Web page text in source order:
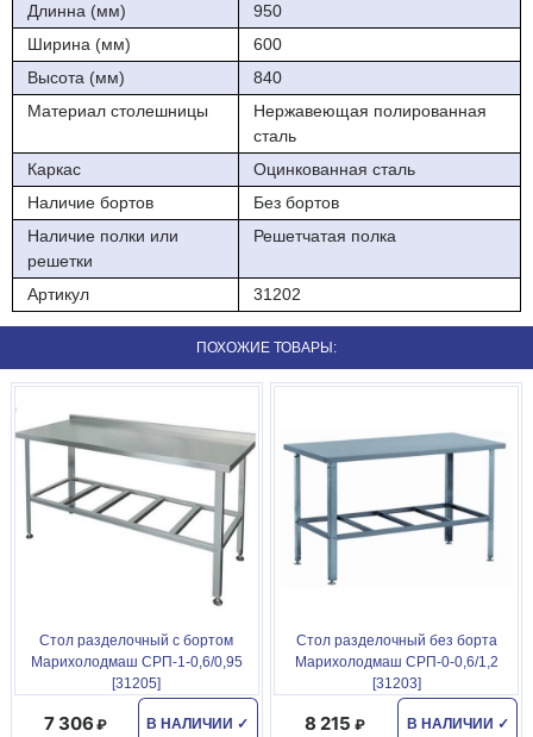
Длинна (мм)
950
Ширина (мм)
600
Высота (мм)
840
Материал столешницы
Нержавеющая полированная
сталь
Каркас
Оцинкованная сталь
Наличие бортов
Без бортов
Наличие полки или
решетки
Решетчатая полка
Артикул 31202
ПОХОЖИЕ ТОВАРЫ:
Стол разделочный с бортом
Марихолодмаш СРП-1-0,6/0,95
[31205]
В НАЛИЧИИ ✓
7 306
Стол разделочный без борта
Марихолодмаш СРП-0-0,6/1,2
[31203]
В НАЛИЧИИ ✓
8 215